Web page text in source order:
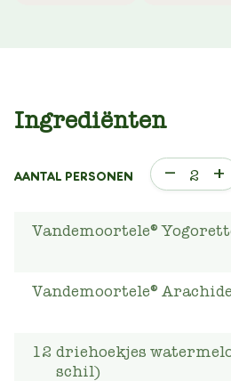
Ingrediënten
AANTAL PERSONEN – 2 +
Vandemoortele®
Vandemoortele®
12 driehoekjes
schil)